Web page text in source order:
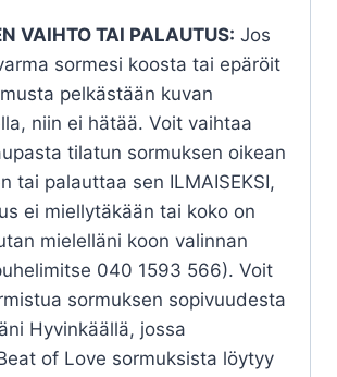
VAIHTO TAI PALAUTUS: Jos
sormesi koosta tai epäröit
pelkästään kuvan
niin ei hätää. Voit vaihtaa
tilatun sormuksen oikean
tai palauttaa sen ILMAISEKSI,
ei miellytäkään tai koko on
mielelläni koon valinnan
040 1593 566). Voit
sormuksen sopivuudesta
Hyvinkäällä, jossa
of Love sormuksista löytyy